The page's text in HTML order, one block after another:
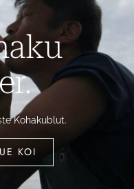
Kohakublut.
KOI